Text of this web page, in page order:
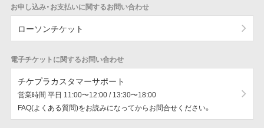
お申し込み・お支払いに関するお問い合わせ
ローソンチケット
電子チケットに関するお問い合わせ
チケプラカスタマーサポート
営業時間 平日 11:00〜12:00 / 13:30〜18:00
FAQ(よくある質問)をお読みになってからお問合せください。